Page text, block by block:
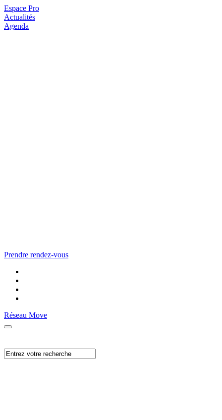
Espace Pro
Actualités
Agenda
Prendre rendez-vous
Réseau Move